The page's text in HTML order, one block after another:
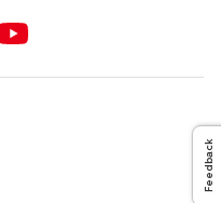
Feedback